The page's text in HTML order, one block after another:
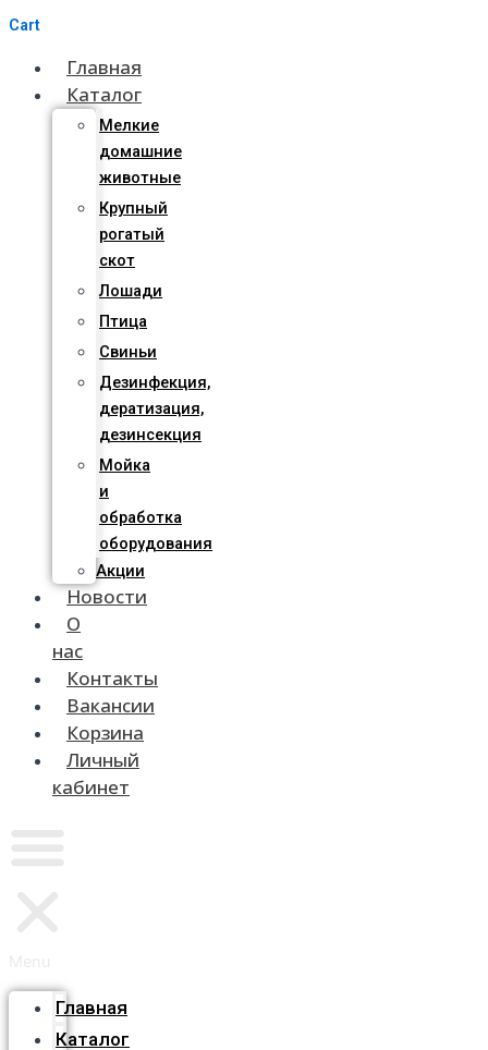
Cart
Главная
Каталог
Мелкие
домашние
животные
Крупный
рогатый
скот
Лошади
Птица
Свиньи
Дезинфекция,
дератизация,
дезинсекция
Мойка
и
обработка
оборудования
Акции
Новости
О
нас
Контакты
Вакансии
Корзина
Личный
кабинет
Главная
Каталог